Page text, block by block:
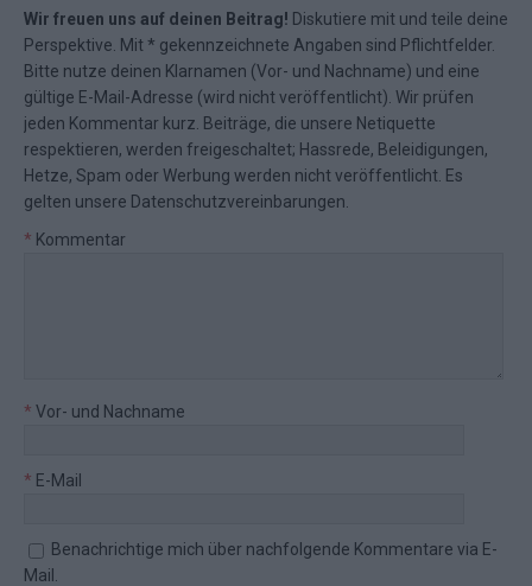
Wir freuen uns auf deinen Beitrag! Diskutiere mit und teile deine
Perspektive. Mit * gekennzeichnete Angaben sind Pflichtfelder.
Bitte nutze deinen Klarnamen (Vor- und Nachname) und eine
gültige E-Mail-Adresse (wird nicht veröffentlicht). Wir prüfen
jeden Kommentar kurz. Beiträge, die unsere Netiquette
respektieren, werden freigeschaltet; Hassrede, Beleidigungen,
Hetze, Spam oder Werbung werden nicht veröffentlicht. Es
gelten unsere Datenschutzvereinbarungen
* Kommentar
* Vor- und Nachname
* E-Mail
Benachrichtige mich über nachfolgende Kommentare via E-
Mail.